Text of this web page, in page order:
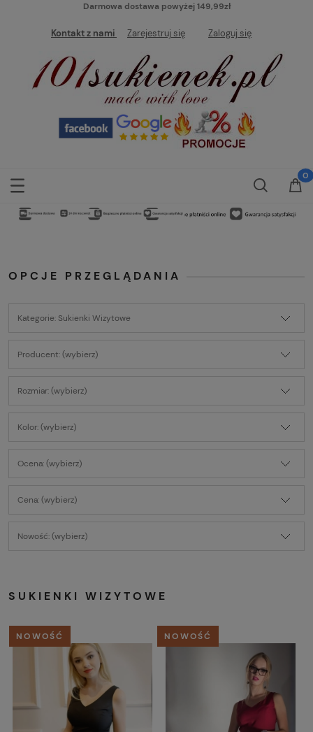
Darmowa dostawa powyżej 149,99zł
Kontakt z nami Zarejestruj się Zaloguj się
OPCJE PRZEGLĄDANIA
Kategorie: Sukienki Wizytowe
Producent: (wybierz)
Rozmiar: (wybierz)
Kolor: (wybierz)
Ocena: (wybierz)
Cena: (wybierz)
Nowość: (wybierz)
SUKIENKI WIZYTOWE
NOWOŚĆ NOWOŚĆ